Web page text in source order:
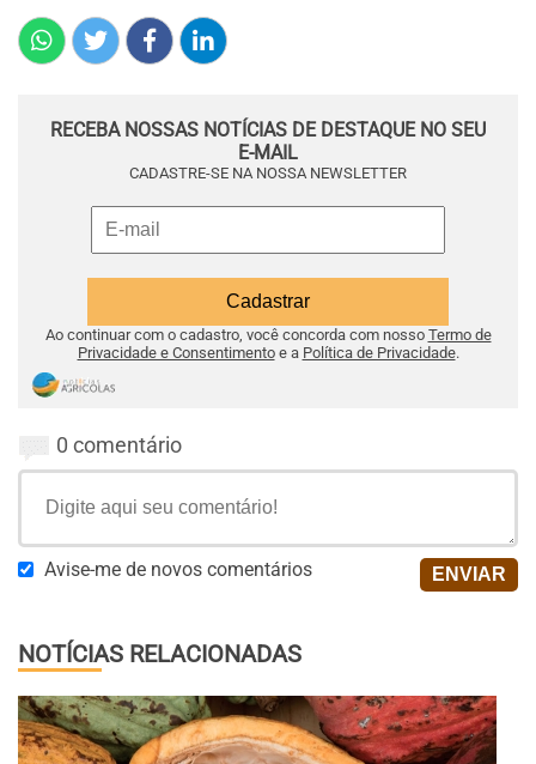
RECEBA NOSSAS NOTÍCIAS DE DESTAQUE NO SEU
E-MAIL
CADASTRE-SE NA NOSSA NEWSLETTER
Ao continuar com o cadastro, você concorda com nosso Termo de
Privacidade e Consentimentoe a Política de Privacidade.
0 comentário
Avise-me de novos comentários
NOTÍCIAS RELACIONADAS